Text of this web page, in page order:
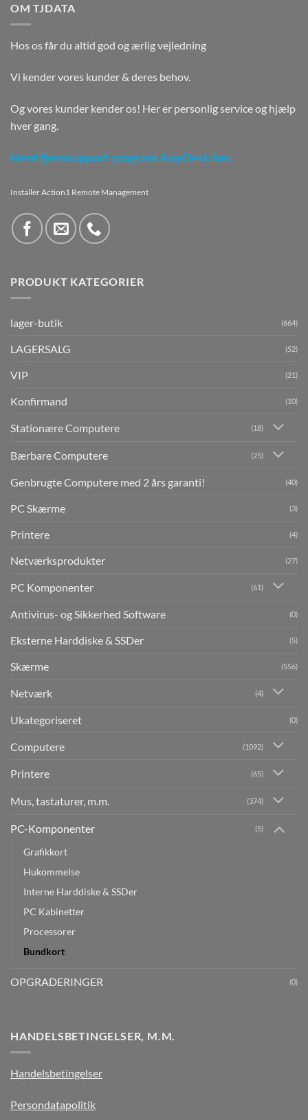
OM TJDATA
Hos os får du altid god og ærlig vejledning
Vi kender vores kunder & deres behov.
Og vores kunder kender os! Her er personlig service og hjælp
hver gang.
Hent fjernsupport program AnyDesk her.
Installer Action1 Remote Management
PRODUKT KATEGORIER
lager-butik (664)
LAGERSALG (52)
VIP (21)
Konfirmand (10)
Stationære Computere (18)
Bærbare Computere (25)
Genbrugte Computere med 2 års garanti! (40)
PC Skærme (3)
Printere (4)
Netværksprodukter (27)
PC Komponenter (61)
Antivirus- og Sikkerhed Software (0)
Eksterne Harddiske & SSDer (5)
Skærme (556)
Netværk (4)
Ukategoriseret (0)
Computere (1092)
Printere (65)
Mus, tastaturer, m.m. (374)
PC-Komponenter (5)
Grafikkort
Hukommelse
Interne Harddiske & SSDer
PC Kabinetter
Processorer
Bundkort
OPGRADERINGER (0)
HANDELSBETINGELSER, M.M.
Handelsbetingelser
Persondatapolitik